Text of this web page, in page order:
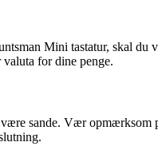
Mini tastatur, skal
for dine penge.
sande. Vær